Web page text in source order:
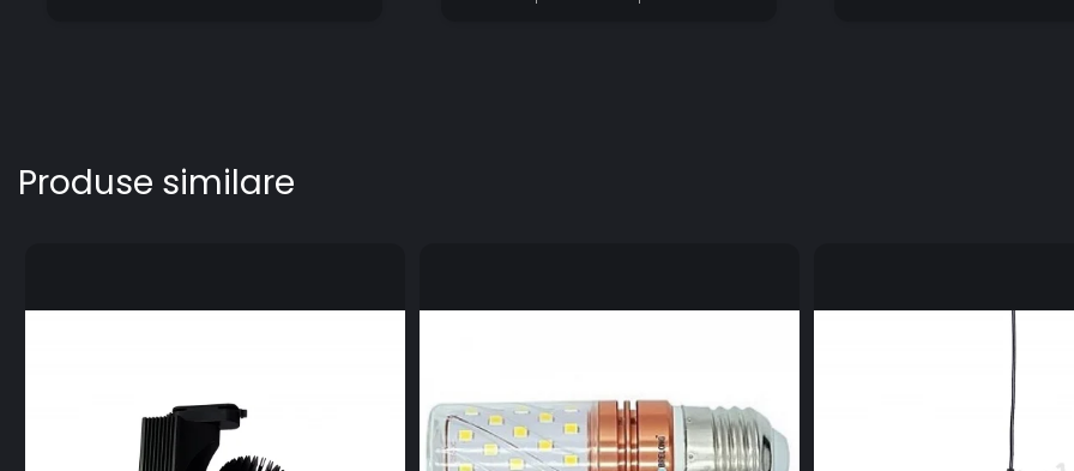
Produse similare